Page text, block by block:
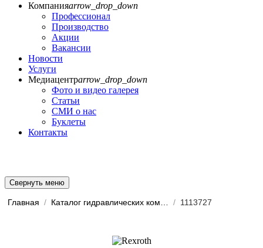
Компанияarrow_drop_down
Профессионал
Производство
Акции
Вакансии
Новости
Услуги
Медиацентрarrow_drop_down
Фото и видео галерея
Статьи
СМИ о нас
Буклеты
Контакты
Свернуть меню
Главная / / 1113727